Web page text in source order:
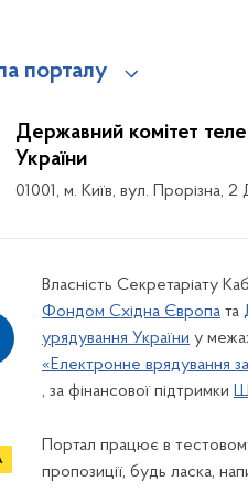
порталу
Державний комітет
України
01001, м. Київ, вул. Прорізна,
Власність Секретаріату
Фондом Східна Європа та
урядування України у
«Електронне врядування
, за фінансової підтримки
Портал працює в
пропозиції, будь ласка,